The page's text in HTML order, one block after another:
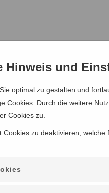
Hinweis und
optimal zu gestalten und
Cookies. Durch die weitere
Cookies zu.
Cookies zu deaktivieren, welche